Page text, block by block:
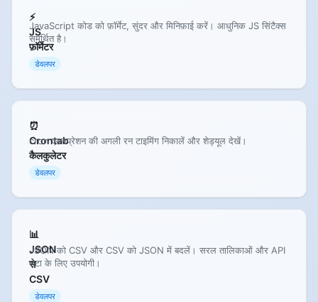
⚡
JS
फ़ॉर्मेटर
JavaScript कोड को फ़ॉर्मेट, सुंदर और मिनिफ़ाई करें। आधुनिक JS सिंटैक्स
समर्थित है।
डेवलपर
⏰
Crontab
कैलकुलेटर
cron एक्सप्रेशन की अगली रन टाइमिंग निकालें और शेड्यूल देखें।
डेवलपर
📊
JSON
से
CSV
JSON को CSV और CSV को JSON में बदलें। सरल तालिकाओं और API
डेटा के लिए उपयोगी।
डेवलपर